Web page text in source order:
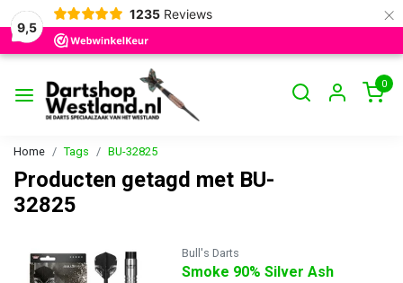
9,5
1235 Reviews ×
0
Home Tags BU-32825
Producten getagd met BU-
32825
Bull's Darts
Smoke 90% Silver Ash